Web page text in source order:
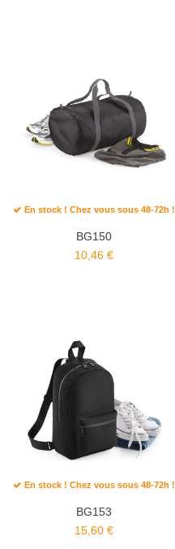
En stock ! Chez vous sous 48-72h !
BG150
10,46 €
En stock ! Chez vous sous 48-72h !
BG153
15,60 €